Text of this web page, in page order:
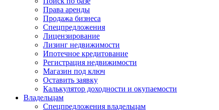
Права аренды
Продажа бизнеса
Спецпредложения
Лицензирование
Лизинг недвижимости
Ипотечное кредитование
Регистрация недвижимости
Магазин под ключ
Оставить заявку
Калькулятор доходности и окупаемости
Владельцам
Спецпредложения владельцам